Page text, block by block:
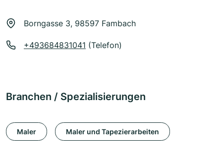
Borngasse 3, 98597 Fambach
+493684831041 (Telefon)
Branchen / Spezialisierungen
Maler Maler und Tapezierarbeiten